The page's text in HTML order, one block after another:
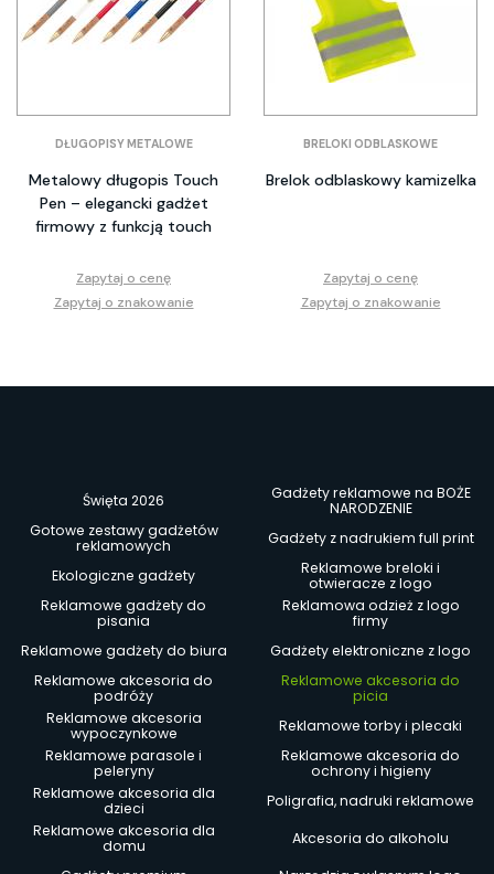
DŁUGOPISY METALOWE
Metalowy długopis Touch
Pen – elegancki gadżet
firmowy z funkcją touch
Zapytaj o cenę
Zapytaj o znakowanie
BRELOKI ODBLASKOWE
Brelok odblaskowy kamizelka
Zapytaj o cenę
Zapytaj o znakowanie
Święta 2026
Gadżety reklamowe na BOŻE
NARODZENIE
Gotowe zestawy gadżetów
reklamowych
Gadżety z nadrukiem full print
Ekologiczne gadżety
Reklamowe breloki i
otwieracze z logo
Reklamowe gadżety do
pisania
Reklamowa odzież z logo
firmy
Reklamowe gadżety do biura
Gadżety elektroniczne z logo
Reklamowe akcesoria do
podróży
Reklamowe akcesoria do
picia
Reklamowe akcesoria
wypoczynkowe
Reklamowe torby i plecaki
Reklamowe parasole i
peleryny
Reklamowe akcesoria do
ochrony i higieny
Reklamowe akcesoria dla
dzieci
Poligrafia, nadruki reklamowe
Reklamowe akcesoria dla
domu
Akcesoria do alkoholu